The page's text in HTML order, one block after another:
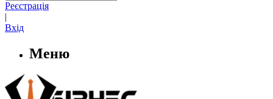
Реєстрація
|
Вхід
Меню